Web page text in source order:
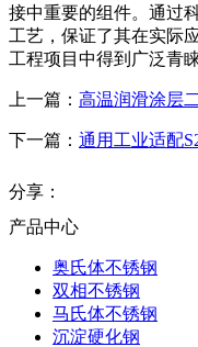
接中重要的组件。通过
工艺，保证了其在实际
工程项目中得到广泛青
上一篇： 高温润滑涂层
下一篇： 通用工业适配
分享：
产品中心
奥氏体不锈钢
双相不锈钢
马氏体不锈钢
沉淀硬化钢